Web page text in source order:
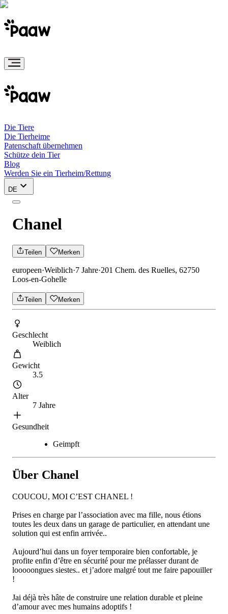
Die Tiere
Die Tierheime
Patenschaft übernehmen
Schütze dein Tier
Blog
Werden Sie ein Tierheim/Rettung
DE
Chanel
Teilen Merken
europeen·Weiblich·7 Jahre·201 Chem. des Ruelles, 62750
Loos-en-Gohelle
Teilen Merken
Geschlecht
Weiblich
Gewicht
3.5
Alter
7 Jahre
Gesundheit
Geimpft
Über Chanel
COUCOU, MOI C’EST CHANEL !
Prises en charge par l’association avec ma fille, nous étions
toutes les deux dans un garage de particulier, en attendant une
solution qui est enfin arrivée..
Aujourd’hui dans un foyer temporaire bien confortable, je
profite enfin d’être en sécurité pour me prélasser durant de
looooongues siestes.. et j’adore malgré tout me faire papouiller
!
Jai déjà très hâte de construire une relation durable et pleine
d’amour avec mes humains adoptifs !